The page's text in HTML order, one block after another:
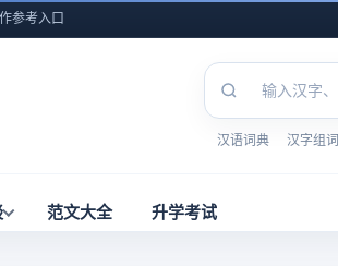
参考入口
汉语词典 汉字组词
范文大全 升学考试